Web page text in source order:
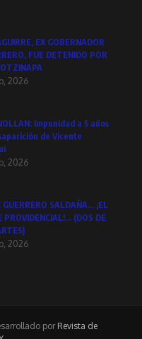
EX GOBERNADOR
FUE DETENIDO POR
2026
Impunidad a 5 años
de Vicente
2026
GUERRERO SALDAÑA… ¡EL
PROVIDENCIAL!… (DOS DE
2026
por Revista de